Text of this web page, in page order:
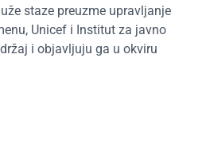
staze preuzme upravljanje
Unicef i Institut za javno
i objavljuju ga u okviru